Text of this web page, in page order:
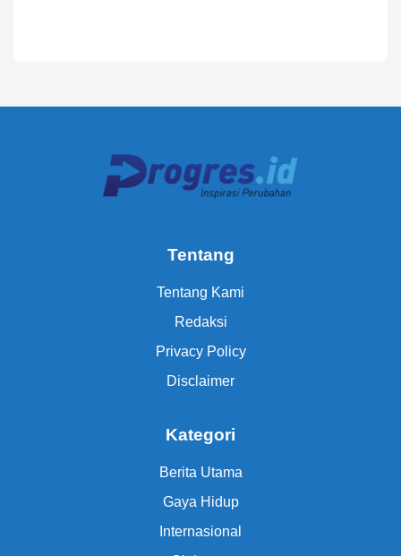
Tentang
Tentang Kami
Redaksi
Privacy Policy
Disclaimer
Kategori
Berita Utama
Gaya Hidup
Internasional